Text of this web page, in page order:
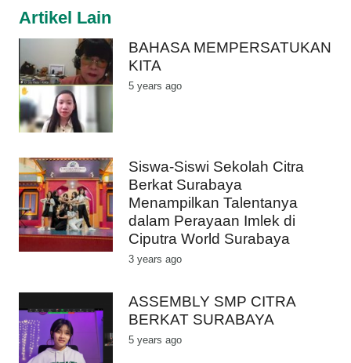
Artikel Lain
BAHASA MEMPERSATUKAN
KITA
5 years ago
Siswa-Siswi Sekolah Citra
Berkat Surabaya
Menampilkan Talentanya
dalam Perayaan Imlek di
Ciputra World Surabaya
3 years ago
ASSEMBLY SMP CITRA
BERKAT SURABAYA
5 years ago